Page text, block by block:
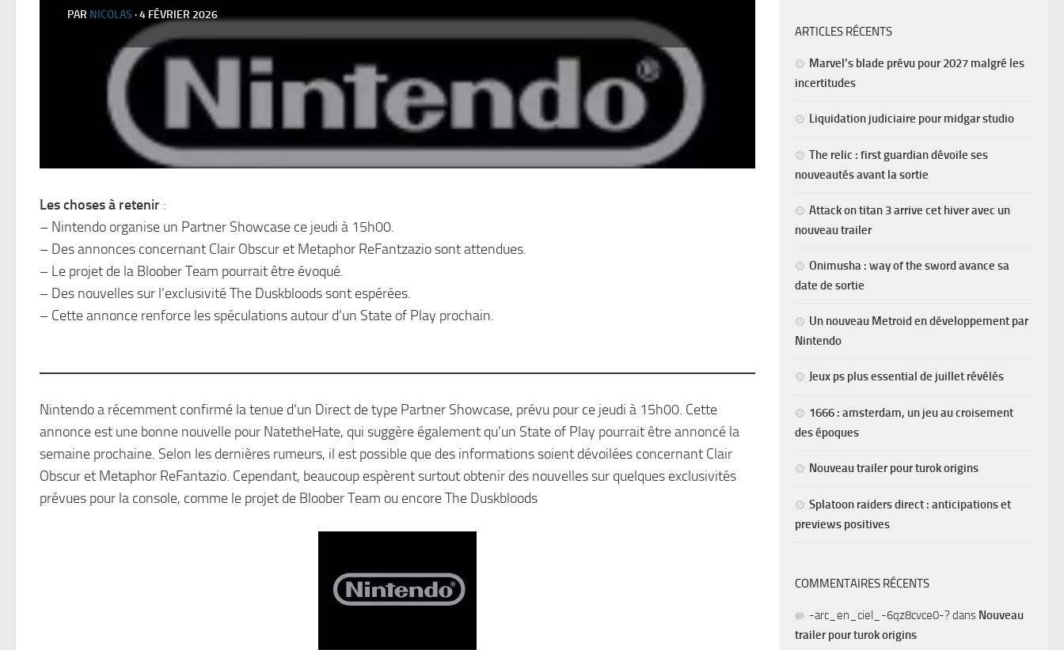
PAR NICOLAS · 4 FÉVRIER 2026
Les choses à retenir :
– Nintendo organise un Partner Showcase ce jeudi à 15h00.
– Des annonces concernant Clair Obscur et Metaphor ReFantzazio sont attendues.
– Le projet de la Bloober Team pourrait être évoqué.
– Des nouvelles sur l’exclusivité The Duskbloods sont espérées.
– Cette annonce renforce les spéculations autour d’un State of Play prochain.
Nintendo a récemment confirmé la tenue d’un Direct de type Partner Showcase, prévu pour ce jeudi à 15h00. Cette
annonce est une bonne nouvelle pour NatetheHate, qui suggère également qu’un State of Play pourrait être annoncé la
semaine prochaine. Selon les dernières rumeurs, il est possible que des informations soient dévoilées concernant Clair
Obscur et Metaphor ReFantazio. Cependant, beaucoup espèrent surtout obtenir des nouvelles sur quelques exclusivités
prévues pour la console, comme le projet de Bloober Team ou encore The Duskbloods
ARTICLES RÉCENTS
Marvel’s blade prévu pour 2027 malgré les
incertitudes
Liquidation judiciaire pour midgar studio
The relic : first guardian dévoile ses
nouveautés avant la sortie
Attack on titan 3 arrive cet hiver avec un
nouveau trailer
Onimusha : way of the sword avance sa
date de sortie
Un nouveau Metroid en développement par
Nintendo
Jeux ps plus essential de juillet révélés
1666 : amsterdam, un jeu au croisement
des époques
Nouveau trailer pour turok origins
Splatoon raiders direct : anticipations et
previews positives
COMMENTAIRES RÉCENTS
-arc_en_ciel_-6qz8cvce0-? dans Nouveau
trailer pour turok origins